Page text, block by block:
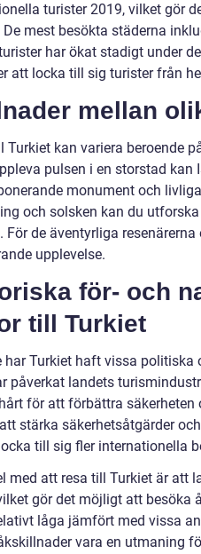
turister 2019, vilket gör
De mest besökta städerna
har ökat stadigt under
att locka till sig turister från
mellan
Turkiet kan variera beroende
pulsen i en storstad kan
monument och
och solsken kan du
För de äventyrliga
upplevelse.
för- och
till Turkiet
har Turkiet haft vissa politiska
påverkat landets
för att förbättra
stärka säkerhetsåtgärder
till sig fler internationella
med att resa till Turkiet är att
gör det möjligt att besöka
låga jämfört med vissa
vara en utmaning